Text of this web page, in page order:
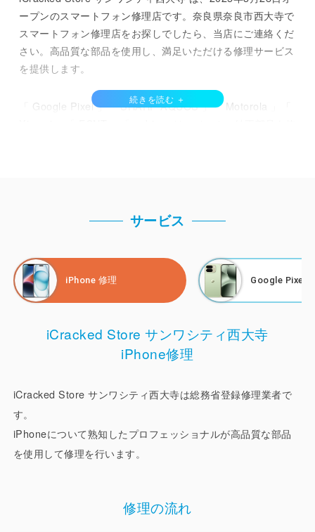
ープンのスマートフォン修理店です。奈良県奈良市西大寺で
スマートフォン修理店をお探しでしたら、当店にご連絡くだ
さい。高品質な部品を使用し、満足いただける修理サービス
を提供します。
「 Google Pixel 」「 SHARP AQUOS 」「 Motorola 」「
最近は、スマートフォンの価格が高くなっていることもあ
り、これからは修理をして使用を続ける方が増えていく傾向
マートフォンをできる限り、故障前の快適な状態で使用でき
るように修理させていただきます。
ービスだけではなく、購入した端末の初期設定や機種変更時
のデータ移行、アプリ設定、操作方法などのサポートも行っ
気軽にご相談ください。
サービス
iPhone 修理 Google Pixel
iCracked Store サンワシティ西大寺
iPhone修理
iCracked Store サンワシティ西大寺は総務省登録修理業者で
す。
iPhoneについて熟知したプロフェッショナルが高品質な部品
を使用して修理を行います。
修理の流れ